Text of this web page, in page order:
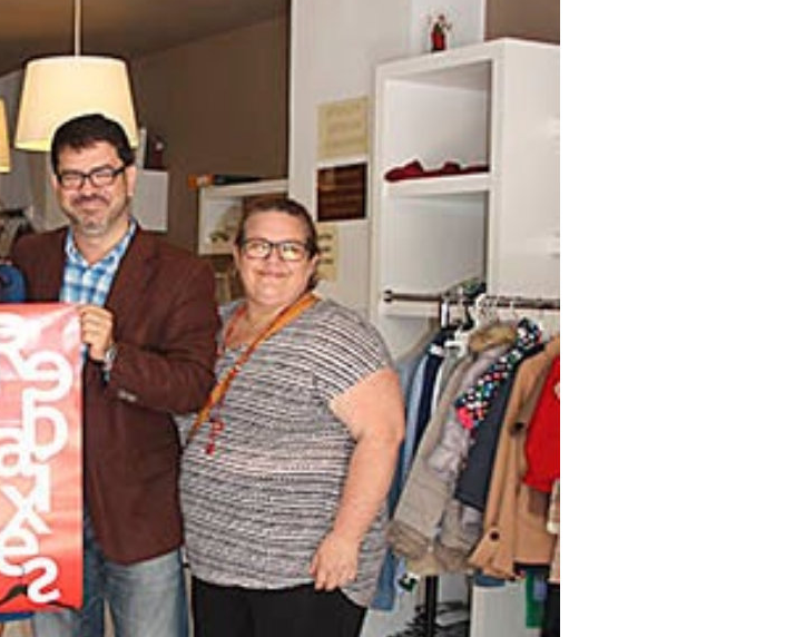
un any més en lacampanya de rebaixes del municipi,
tot just han començat les rebaixes d’estiu, Aviva
per a indicar els productes rebaixats o amb
l’Associació de Comerços i Servicis de Burjassot, que
L’objectiu de la campanya social del valencià és